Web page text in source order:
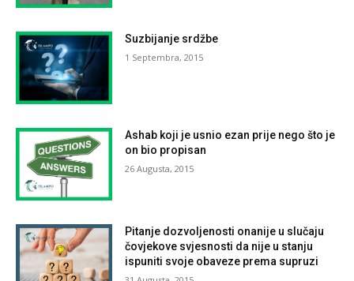
Suzbijanje srdžbe
1 Septembra, 2015
Ashab koji je usnio ezan prije nego što je
on bio propisan
26 Augusta, 2015
Pitanje dozvoljenosti onanije u slučaju
čovjekove svjesnosti da nije u stanju
ispuniti svoje obaveze prema supruzi